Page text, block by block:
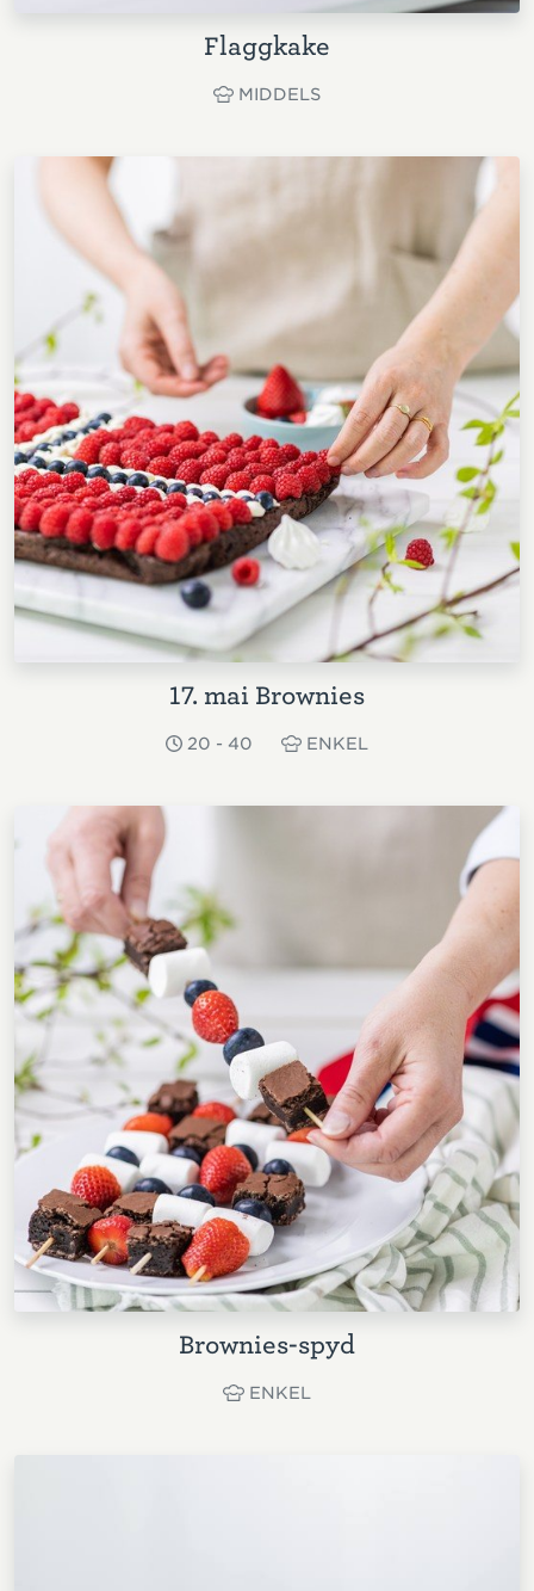
Flaggkake
MIDDELS
17. mai Brownies
20 - 40 ENKEL
Brownies-spyd
ENKEL